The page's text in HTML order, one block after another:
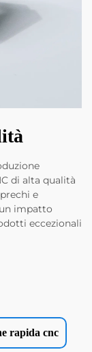
di alta qualità
e
impatto
eccezionali
rapida cnc